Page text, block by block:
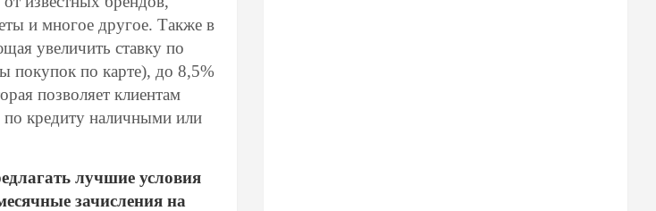
и многое другое. Также в
увеличить ставку по
покупок по карте), до 8,5%
позволяет клиентам
по кредиту наличными или
лучшие условия
зачисления на